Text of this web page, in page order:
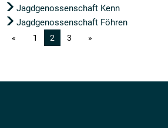
Jagdgenossenschaft Kenn
Jagdgenossenschaft Föhren
1 2 3